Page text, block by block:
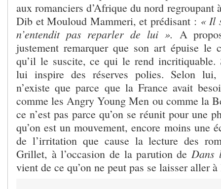
aux romanciers d’Afrique du nord regroupant
Dib et Mouloud Mammeri, et prédisant : « Il
n’entendit pas reparler de lui ». A
justement remarquer que son art épuise le
qu’il le suscite, ce qui le rend incritiquable.
lui inspire des réserves polies. Selon
n’existe que parce que la France avait
comme les Angry Young Men ou comme la
ce n’est pas parce qu’on se réunit pour une
qu’on est un mouvement, encore moins une
de l’irritation que cause la lecture des
Grillet, à l’occasion de la parution de Dans
vient de ce qu’on ne peut pas se laisser aller